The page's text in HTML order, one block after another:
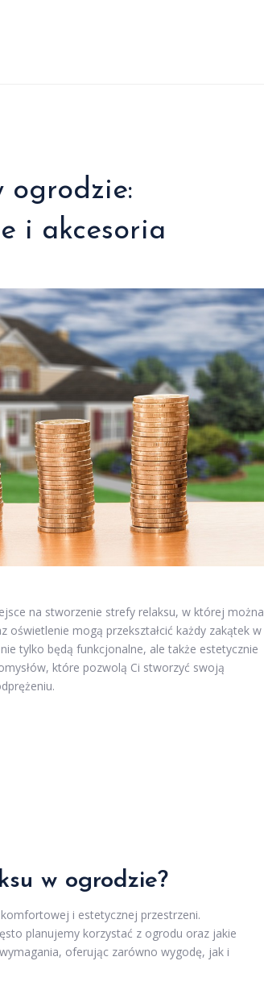
ogrodzie:
i akcesoria
na stworzenie strefy relaksu, w której można
oświetlenie mogą przekształcić każdy zakątek w
tylko będą funkcjonalne, ale także estetycznie
które pozwolą Ci stworzyć swoją
w ogrodzie?
i estetycznej przestrzeni.
planujemy korzystać z ogrodu oraz jakie
oferując zarówno wygodę, jak i